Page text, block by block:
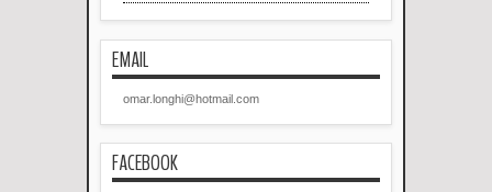
EMAIL
omar.longhi@hotmail.com
FACEBOOK